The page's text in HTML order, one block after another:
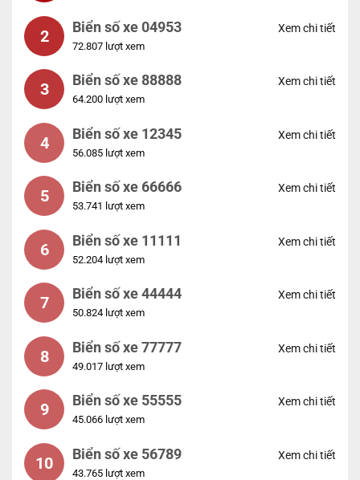
2 Biển số xe 04953
72.807 lượt xem
Xem chi tiết
3 Biển số xe 88888
64.200 lượt xem
Xem chi tiết
4 Biển số xe 12345
56.085 lượt xem
Xem chi tiết
5 Biển số xe 66666
53.741 lượt xem
Xem chi tiết
6 Biển số xe 11111
52.204 lượt xem
Xem chi tiết
7 Biển số xe 44444
50.824 lượt xem
Xem chi tiết
8 Biển số xe 77777
49.017 lượt xem
Xem chi tiết
9 Biển số xe 55555
45.066 lượt xem
Xem chi tiết
10 Biển số xe 56789
43.765 lượt xem
Xem chi tiết